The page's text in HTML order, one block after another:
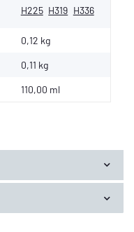
H225 H319 H336
0,12 kg
0,11 kg
110,00 ml